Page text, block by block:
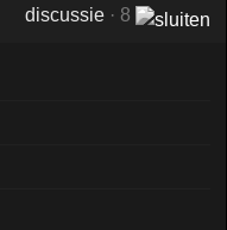
discussie · 8